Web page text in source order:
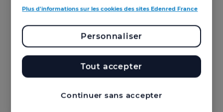
Un engagement fort de la part du
CSE, et de l'entreprise
pour Noël. Années difficiles sur le plan financier
suite à l'inflation et aux différentes crises, vous
Plus d'informations sur les cookies des sites Edenred France
Continuer sans accepter
Tout accepter
Personnaliser